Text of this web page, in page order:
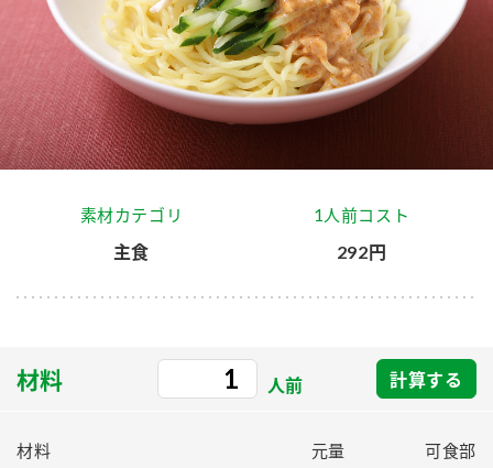
お酢ドリンク ぽん酢
みりん風・料理酒 鍋用調味料
つゆ たれ
スープ 中華
ブランド・スペシャルサイト
ブランド・スペシャルサイト トップ
商品ブランドサイト
Fibee（ファイビー）
カンタン酢
お酢ドリンク
味ぽん
かおりの蔵
企業情報
ミツカングループについて
企業理念
ミツカンの歴史
ミツカンを知る
水の文化センター（アーカイブ）
素材カテゴリ
主食
1人前コスト
292円
材料 人前 計算する
材料 元量 可食部